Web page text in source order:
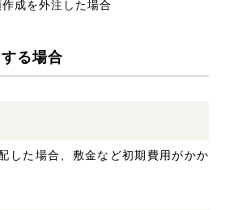
成を外注した場合
る場合
した場合、敷金など初期費用がかか